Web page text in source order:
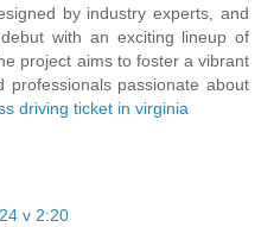
by industry experts, and
with an exciting lineup of
project aims to foster a vibrant
professionals passionate about
driving ticket in virginia
v 2:20